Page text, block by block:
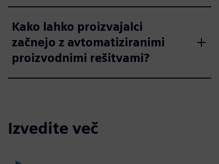
Kako lahko proizvajalci
začnejo z avtomatiziranimi
proizvodnimi rešitvami?
Izvedite več